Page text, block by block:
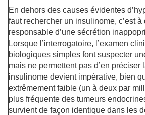
En dehors des causes évidentes
faut rechercher un insulinome, c’est
responsable d’une sécrétion
Lorsque l’interrogatoire, l’examen
biologiques simples font suspecter
mais ne permettent pas d’en préciser
insulinome devient impérative, bien
extrêmement faible (un à deux par
plus fréquente des tumeurs
survient de façon identique dans les